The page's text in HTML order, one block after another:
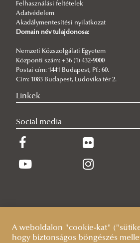
Felhasználási feltételek
Adatvédelem
Akadálymentesítési nyilatkozat
Domain név tulajdonosa:
Nemzeti Közszolgálati Egyetem
Központi szám: +36 (1) 432-9000
Postai cím: 1441 Budapest, Pf.: 60.
Cím: 1083 Budapest, Ludovika tér 2.
Linkek
Social media
A weboldalon "cookie-kat"
hogy biztonságos böngészés